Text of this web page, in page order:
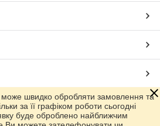
Prom.ua
може швидко обробляти замовлення та
за її графіком роботи сьогодні
буде оброблено найближчим